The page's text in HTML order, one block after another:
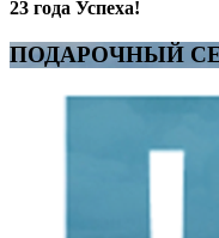
23 года Успеха!
ПОДАРОЧНЫЙ